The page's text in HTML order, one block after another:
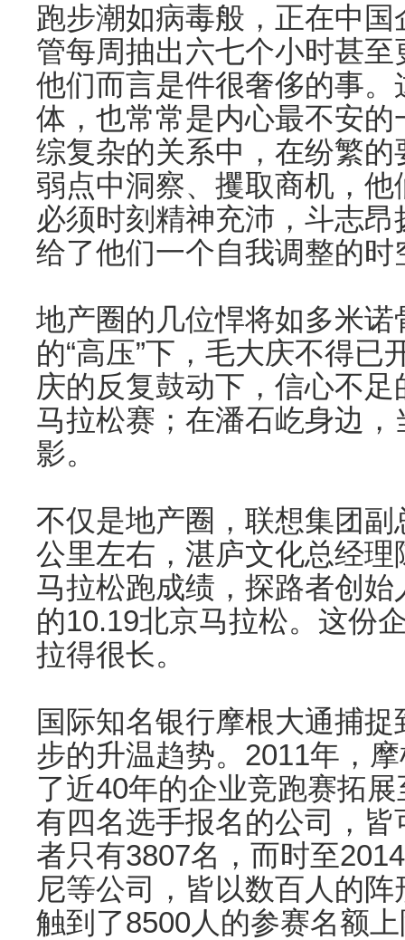
跑步潮如病毒般，正在中
管每周抽出六七个小时甚
他们而言是件很奢侈的事
体，也常常是内心最不安
综复杂的关系中，在纷繁
弱点中洞察、攫取商机，
必须时刻精神充沛，斗志
给了他们一个自我调整的时
地产圈的几位悍将如多米
的“高压”下，毛大庆不得已
庆的反复鼓动下，信心不
马拉松赛；在潘石屹身边
影。
不仅是地产圈，联想集团
公里左右，湛庐文化总经
马拉松跑成绩，探路者创
的10.19北京马拉松。这份
拉得很长。
国际知名银行摩根大通捕
步的升温趋势。2011年，
了近40年的企业竞跑赛拓
有四名选手报名的公司，
者只有3807名，而时至
尼等公司，皆以数百人的阵
触到了8500人的参赛名额